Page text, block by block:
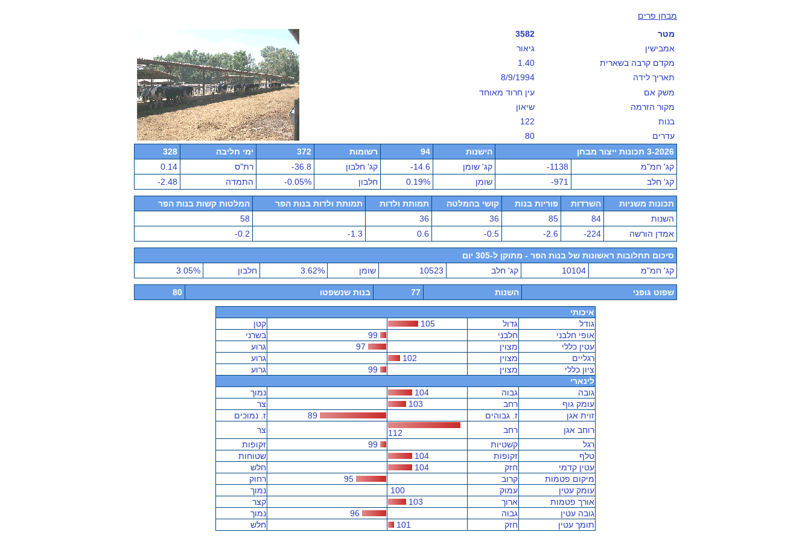
מבחן פרים
מטר
3582
אמבישין
גיאור
מקדם קרבה בשארית
1.40
תאריך לידה
8/9/1994
משק אם
עין חרוד מאוחד
מקור הזרמה
שיאון
בנות
122
עדרים
80
3-2026 תכונות ייצור מבחן
הישנות 94 רשומות 372 ימי חליבה
328
קג' חמ"מ
-1138 קג' שומן -14.6 קג' חלבון -36.8 רת"ס
0.14
קג' חלב
-971 שומן 0.19% חלבון -0.05% התמדה -2.48
תכונות משניות השרדות פוריות בנות קושי בהמלטה תמותת ולדות תמותת ולדות בנות הפר
המלטות קשות בנות הפר
השנות
84
85
36
36
58
אמדן הורשה
-224
-2.6
-0.5
0.6
-1.3
-0.2
סיכום תחלובות ראשונות של בנות הפר - מתוקן ל-305 יום
קג' חמ"מ
10104 קג' חלב 10523 שומן 3.62% חלבון 3.05%
שפוט גופני השנות 77 בנות שנשפטו 80
איכותי
גודל
גדול 105
קטן
אופי חלבני
חלבני
בשרני
עטין כללי
מצוין
גרוע
רגליים
מצוין 102
גרוע
ציון כללי
מצוין
גרוע
לינארי
גובה
גבוה 104
נמוך
עומק גוף
רחב 103
צר
זוית אגן
ז. גבוהים
ז. נמוכים
רוחב אגן
רחב 112
צר
רגל
קשטיות
זקופות
טלף
זקופות 104
שטוחות
עטין קדמי
חזק 104
חלש
מיקום פטמות
קרוב
רחוק
עומק עטין
עמוק 100
נמוך
אורך פטמות
ארוך 103
קצר
גובה עטין
גבוה
נמוך
תומך עטין
חזק 101 חלש